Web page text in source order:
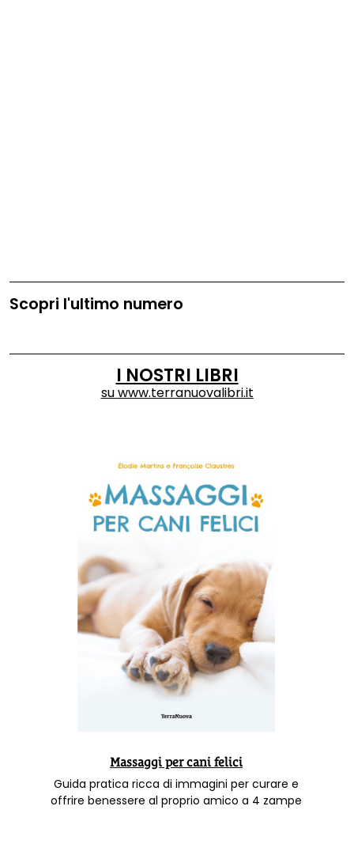
Scopri l'ultimo numero
I NOSTRI LIBRI
suwww.terranuovalibri.it
Massaggi per cani felici
Guida pratica ricca di immagini per curare e
offrire benessere al proprio amico a 4 zampe